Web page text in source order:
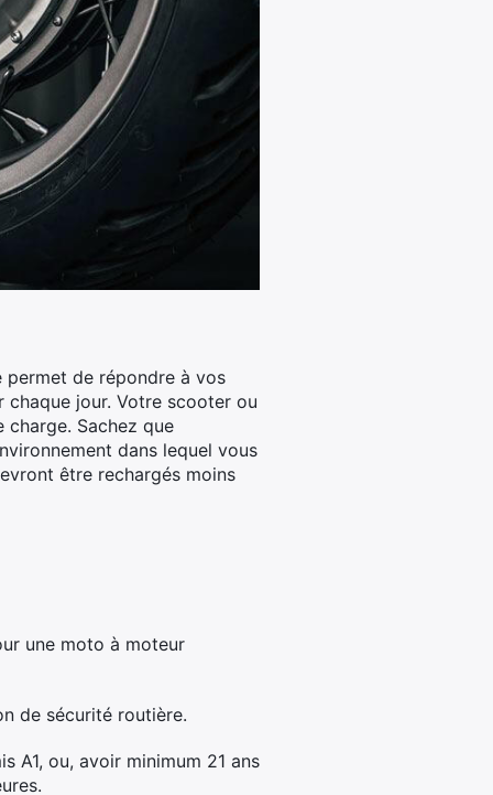
permet de répondre à vos
chaque jour. Votre scooter ou
Sachez que
dans lequel vous
être rechargés moins
une moto à moteur
de sécurité routière.
A1, ou, avoir minimum 21 ans